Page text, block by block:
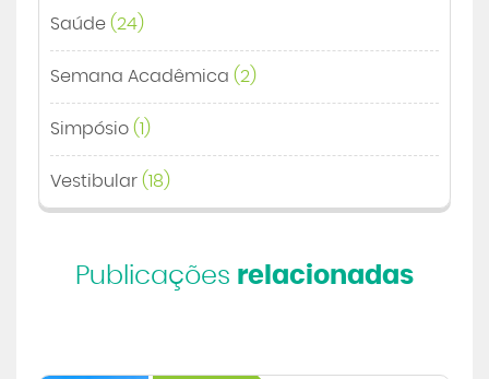
Saúde (24)
Semana Acadêmica (2)
Simpósio (1)
Vestibular (18)
Publicações relacionadas